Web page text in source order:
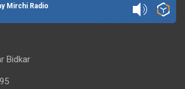
Mirchi Radio
Bidkar